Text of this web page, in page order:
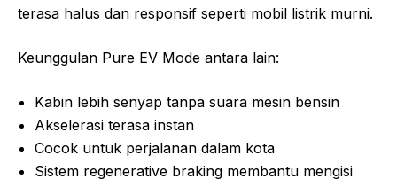
terasa halus dan responsif seperti mobil listrik murni.
Keunggulan Pure EV Mode antara lain:
Kabin lebih senyap tanpa suara mesin bensin
Akselerasi terasa instan
Cocok untuk perjalanan dalam kota
Sistem regenerative braking membantu mengisi